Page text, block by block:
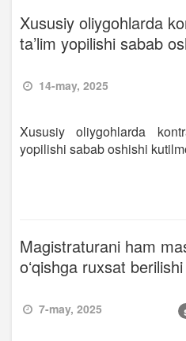
Xususiy oliygohlarda
ta’lim yopilishi sabab
14-may, 2025
Xususiy oliygohlarda
yopilishi sabab oshishi
Magistraturani ham
oʻqishga ruxsat
7-may, 2025